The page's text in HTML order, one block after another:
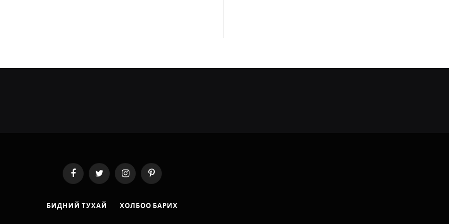
FacebookTwitter InstagramPinterest
БИДНИЙ ТУХАЙ ХОЛБОО БАРИХ